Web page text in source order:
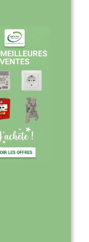
sous
24-48h :
rapide
validation